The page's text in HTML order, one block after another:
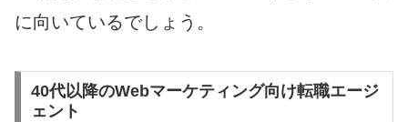
に向いているでしょう。
40代以降のWebマーケティング向け転職エージ
ェント